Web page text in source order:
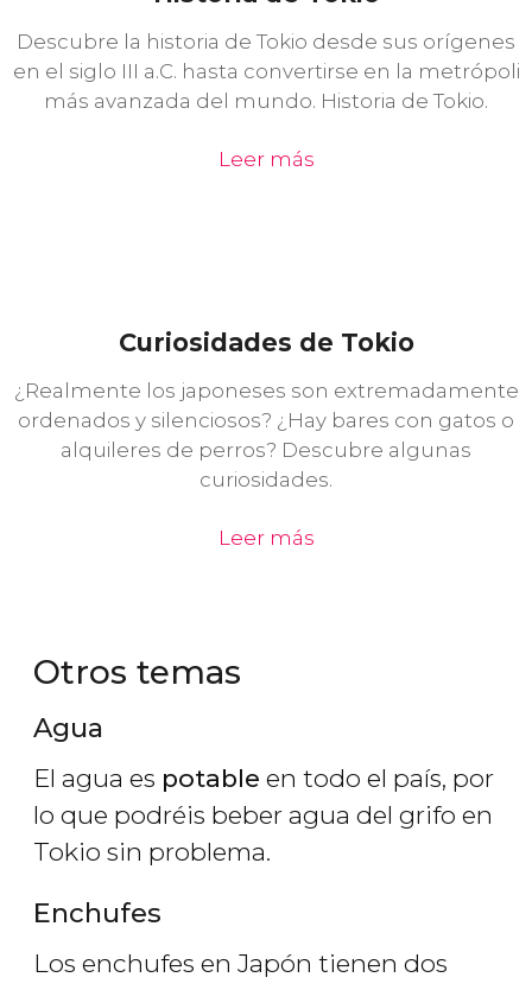
Descubre la historia de Tokio desde sus orígenes
en el siglo III a.C. hasta convertirse en la metrópoli
más avanzada del mundo. Historia de Tokio.
Leer más
Curiosidades de Tokio
¿Realmente los japoneses son extremadamente
ordenados y silenciosos? ¿Hay bares con gatos o
alquileres de perros? Descubre algunas
curiosidades.
Leer más
Otros temas
Agua
El agua es potable en todo el país, por
lo que podréis beber agua del grifo en
Tokio sin problema.
Enchufes
Los enchufes en Japón tienen dos